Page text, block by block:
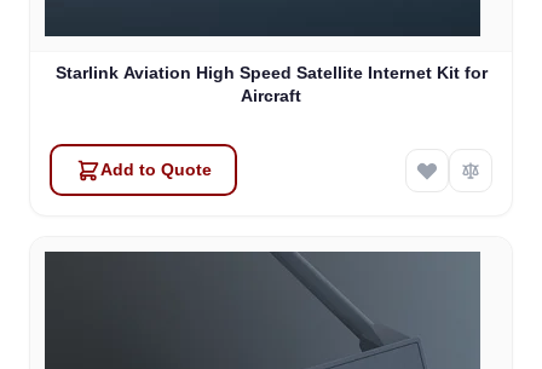
Starlink Aviation High Speed Satellite Internet Kit for
Aircraft
Add to Quote